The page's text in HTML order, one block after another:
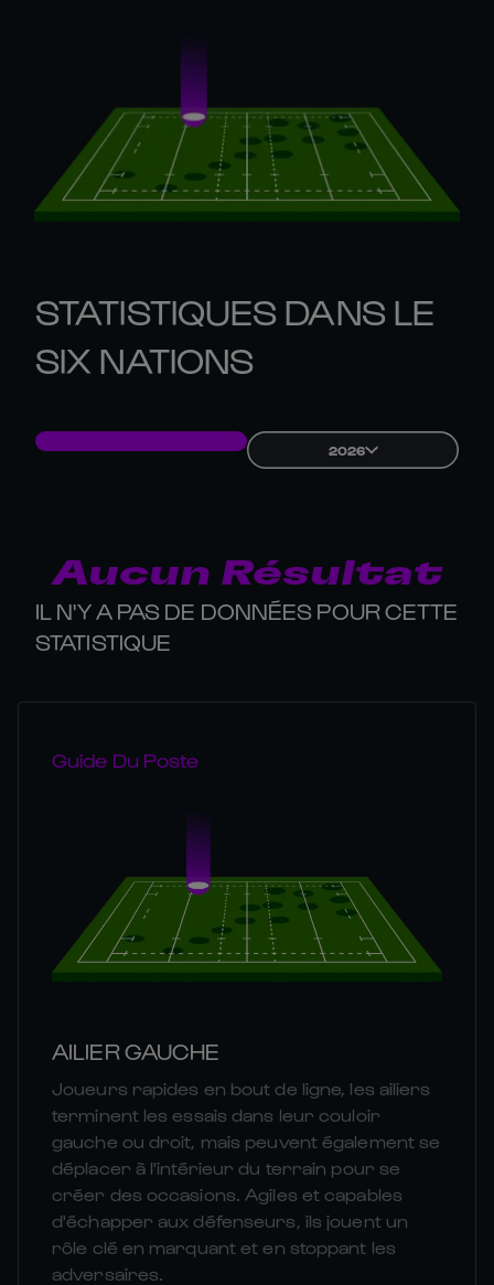
STATISTIQUES DANS LE
SIX NATIONS
2026
Aucun Résultat
IL N'Y A PAS DE DONNÉES POUR CETTE
STATISTIQUE
Guide Du Poste
AILIER GAUCHE
Joueurs rapides en bout de ligne, les ailiers
terminent les essais dans leur couloir
gauche ou droit, mais peuvent également se
déplacer à l'intérieur du terrain pour se
créer des occasions. Agiles et capables
d'échapper aux défenseurs, ils jouent un
rôle clé en marquant et en stoppant les
adversaires.